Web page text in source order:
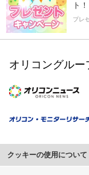
ト！
プレ
オリコングルー
クッキーの使用について